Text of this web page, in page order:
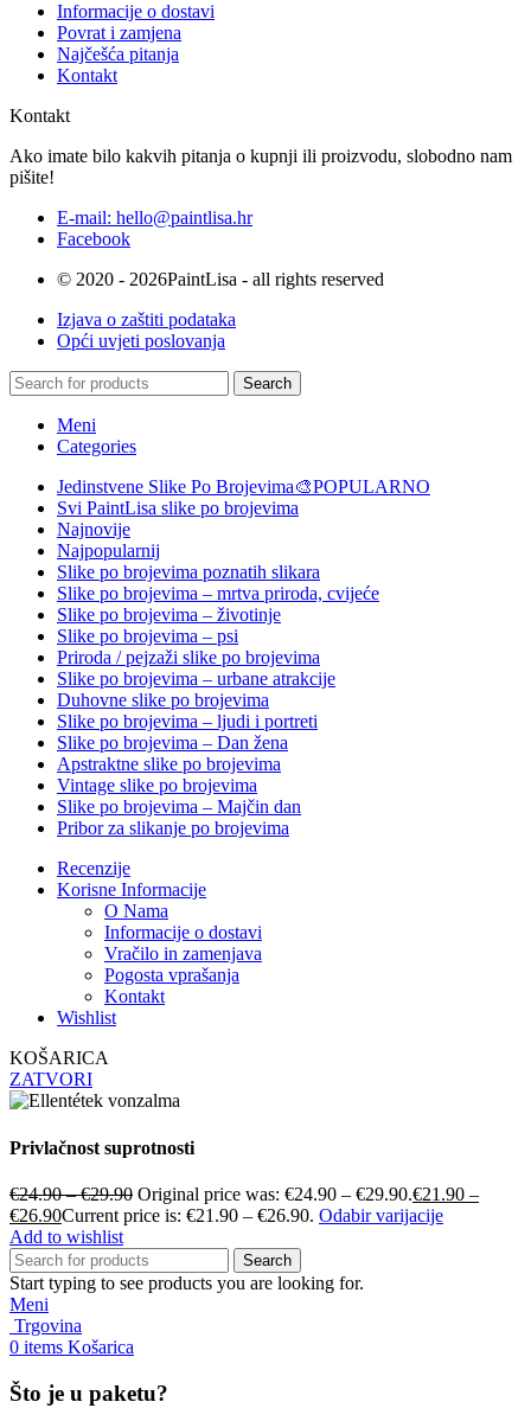
Informacije o dostavi
Povrat i zamjena
Najčešća pitanja
Kontakt
Kontakt
Ako imate bilo kakvih pitanja o kupnji ili proizvodu, slobodno nam
pišite!
E-mail: hello@paintlisa.hr
Facebook
© 2020 - 2026PaintLisa - all rights reserved
Izjava o zaštiti podataka
Opći uvjeti poslovanja
Search
Meni
Categories
Jedinstvene Slike Po Brojevima🎨POPULARNO
Svi PaintLisa slike po brojevima
Najnovije
Najpopularnij
Slike po brojevima poznatih slikara
Slike po brojevima – mrtva priroda, cvijeće
Slike po brojevima – životinje
Slike po brojevima – psi
Priroda / pejzaži slike po brojevima
Slike po brojevima – urbane atrakcije
Duhovne slike po brojevima
Slike po brojevima – ljudi i portreti
Slike po brojevima – Dan žena
Apstraktne slike po brojevima
Vintage slike po brojevima
Slike po brojevima – Majčin dan
Pribor za slikanje po brojevima
Recenzije
Korisne Informacije
O Nama
Informacije o dostavi
Vračilo in zamenjava
Pogosta vprašanja
Kontakt
Wishlist
KOŠARICA
ZATVORI
Privlačnost suprotnosti
€24.90–€29.90 Original price was: €24.90 – €29.90.€21.90 –
€26.90Current price is: €21.90 – €26.90. Odabir varijacije
Add to wishlist
Search
Start typing to see products you are looking for.
Meni
Trgovina
0 items Košarica
Što je u paketu?